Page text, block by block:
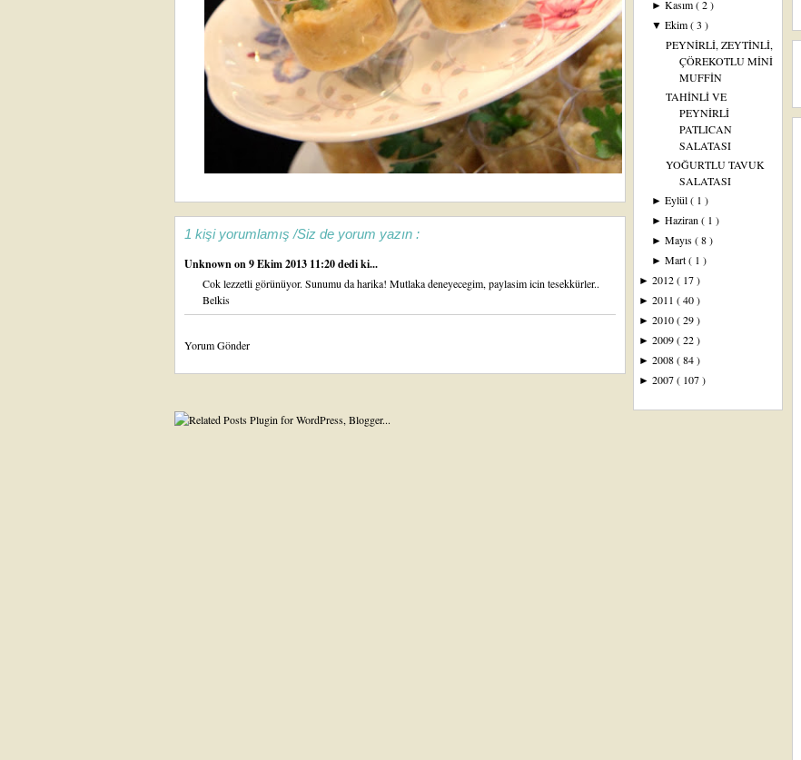
1 kişi yorumlamış /Siz de yorum yazın :
Unknownon 9 Ekim 2013 11:20 dedi ki...
Cok lezzetli görünüyor. Sunumu da harika! Mutlaka deneyecegim, paylasim icin tesekkürler..
Belkis
Yorum Gönder
►Kasım( 2 )
▼Ekim( 3 )
PEYNİRLİ, ZEYTİNLİ,
ÇÖREKOTLU MİNİ
MUFFİN
TAHİNLİ VE
PEYNİRLİ
PATLICAN
SALATASI
YOĞURTLU TAVUK
SALATASI
►Eylül( 1 )
►Haziran( 1 )
►Mayıs( 8 )
►Mart( 1 )
► 2012( 17 )
► 2011 ( 40 )
► 2010( 29 )
► 2009( 22 )
► 2008( 84 )
► 2007( 107 )